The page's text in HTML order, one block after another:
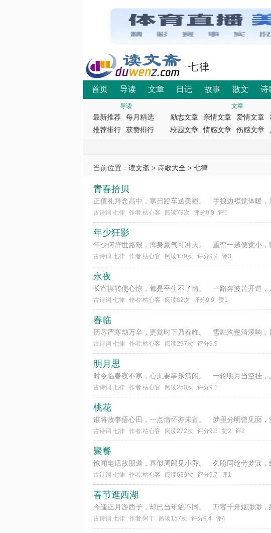
七律
首页 导读 文章 日记 故事 散文 诗
导读
最新推荐
每月精选
推荐排行
获赞排行
文章
励志文章 亲情文章 爱情文章
校园文章
情感文章 伤感文章
当前位置： 读文斋> 诗歌大全> 七律
青春拾贝
古诗词 七律 作者:枯心客 阅读79次 评分9.9 评1
年少狂影
古诗词 七律 作者:枯心客 阅读139次 评分9.9 评3
永夜
古诗词 七律 作者:枯心客 阅读82次 评分9.9 赞1
春临
古诗词 七律 作者:枯心客 阅读297次 评分9.9
明月思
古诗词 七律 作者:枯心客 阅读250次 评分9.1
桃花
古诗词 七律 作者:枯心客 阅读272次 评分9.3 赞2 评2
聚餐
古诗词 七律 作者:枯心客 阅读639次 评分9.7 评1
春节逛西湖
古诗词 七律 作者:阿丁 阅读157次 评分9.4 评4